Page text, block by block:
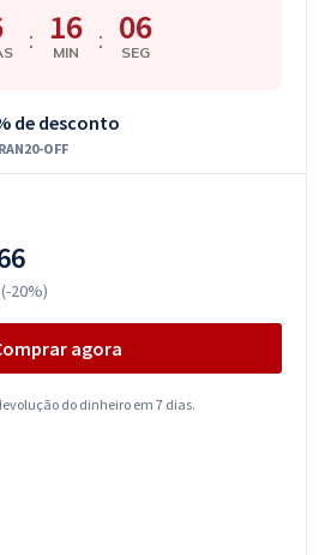
: 16
MIN : 05
SEG
de desconto
OFF
20%)
agora
do dinheiro em 7 dias.